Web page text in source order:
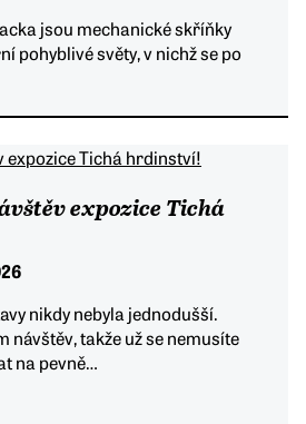
jsou mechanické skříňky
pohyblivé světy, v nichž se po
expozice Tichá
nikdy nebyla jednodušší.
návštěv, takže už se nemusíte
na pevně…